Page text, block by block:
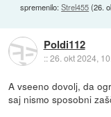
spremenilo:Strel455(26.
Poldi112
::26. okt 2024,
A vseeno dovolj, da
saj nismo sposobni